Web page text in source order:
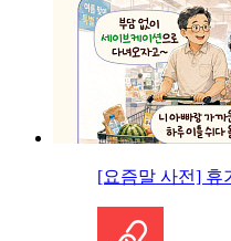
[요즘말 사전] 휴